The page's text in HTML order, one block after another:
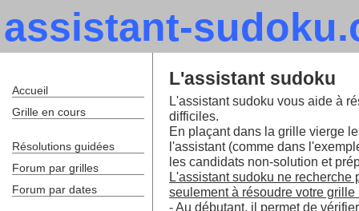
assistant-
L'assistant sudoku
L'assistant sudoku vous aide à
difficiles.
En plaçant dans la grille vierge
l'assistant (comme dans
les candidats non-solution et
L'assistant sudoku ne
seulement à résoudre votre grille
- Au débutant, il permet de
Accueil
Grille en cours
Résolutions guidées
Forum par grilles
Forum par dates